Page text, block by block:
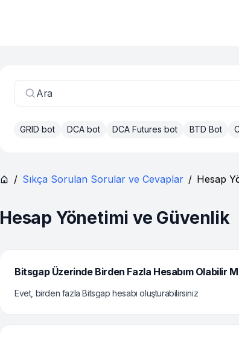
Ara
GRID bot DCA bot DCA Futures bot BTD Bot
/ Sıkça Sorulan Sorular ve Cevaplar / Hesap
Hesap Yönetimi ve Güvenlik
Bitsgap Üzerinde Birden Fazla Hesabım Olabilir
Evet, birden fazla Bitsgap hesabı oluşturabilirsiniz